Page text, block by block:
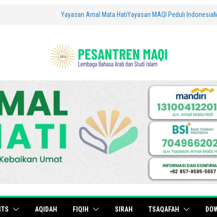
Yayasan Amal Mata HatiYayasan MAQI Peduli Indonesia
AQIDAH FIQIH SIRAH TSAQAFAH